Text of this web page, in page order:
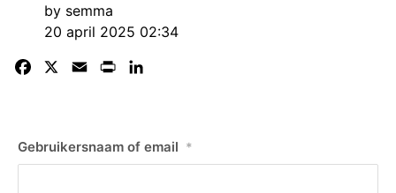
by semma
20 april 2025 02:34
Facebook Email Print
Gebruikersnaam of email *